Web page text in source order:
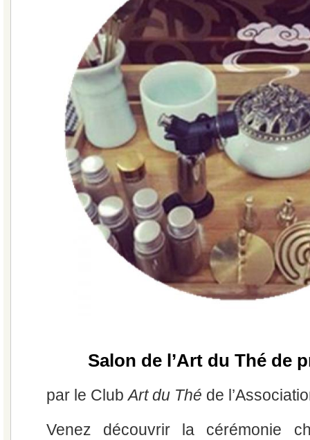
Salon de l’Art du Thé de
par le ClubArt du Thé de
Venez découvrir la cérémonie